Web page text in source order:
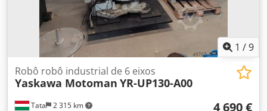
1 /9
Tata 2 315 km
Robô robô industrial de 6 eixos
Yaskawa Motoman YR-UP130-A00
4 690 €